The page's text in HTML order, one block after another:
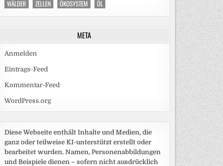
WÄLDER
ZELLEN ÖKOSYSTEM ÖL
META
Anmelden
Eintrags-Feed
Kommentar-Feed
WordPress.org
Diese Webseite enthält Inhalte und Medien, die
ganz oder teilweise KI-unterstützt erstellt oder
bearbeitet wurden. Namen, Personenabbildungen
und Beispiele dienen – sofern nicht ausdrücklich